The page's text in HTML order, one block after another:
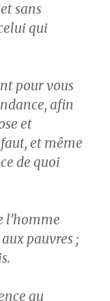
sans
qui
pour vous
afin
et
et même
de quoi
l’homme
pauvres ;
au